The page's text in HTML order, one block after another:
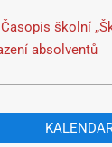
Časopis školní
absolventů